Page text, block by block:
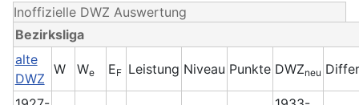
Inoffizielle DWZ Auswertung
Bezirksliga
alte
DWZ
W We EF Leistung Niveau Punkte DWZneu